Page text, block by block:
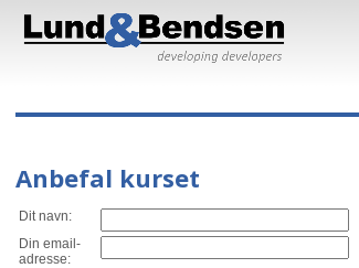
Anbefal kurset
Dit navn:
Din email-
adresse: